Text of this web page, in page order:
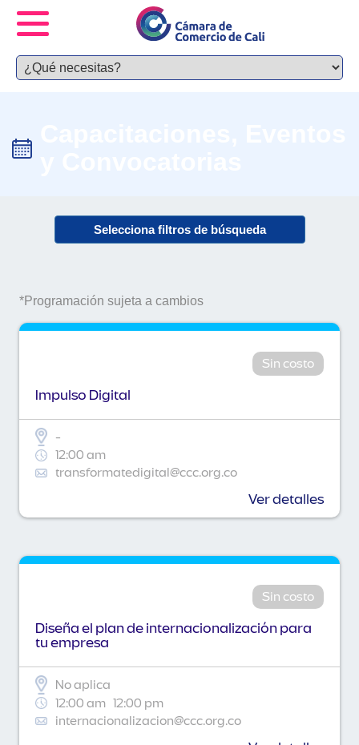
Selecciona filtros de búsqueda
*Programación sujeta a cambios
Sin costo
Impulso Digital
-
12:00 am
transformatedigital@ccc.org.co
Ver detalles
Sin costo
Diseña el plan de internacionalización para
tu empresa
No aplica
12:00 am 12:00 pm
internacionalizacion@ccc.org.co